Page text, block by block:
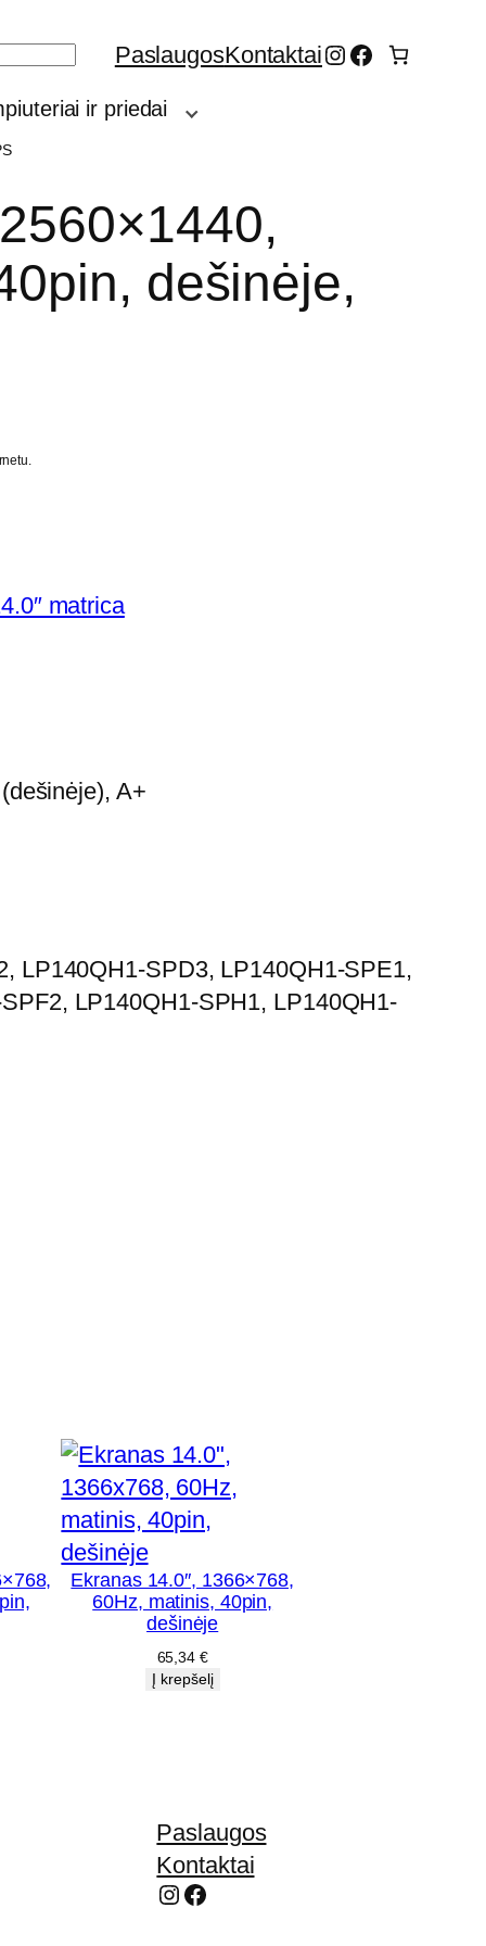
PaslaugosKontaktaiInstagram
Facebook
ir priedai
dešinėje,
matrica
A+
LP140QH1-SPD3, LP140QH1-SPE1,
LP140QH1-SPH1, LP140QH1-
Ekranas 14.0″, 1366×768,
60Hz, matinis, 40pin,
dešinėje
65,34 €
Į krepšelį
Paslaugos
Kontaktai
Instagram Facebook